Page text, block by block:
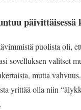
päivittäisessä
puolista oli,
sovelluksen valitset
mutta
yrittää olla niin